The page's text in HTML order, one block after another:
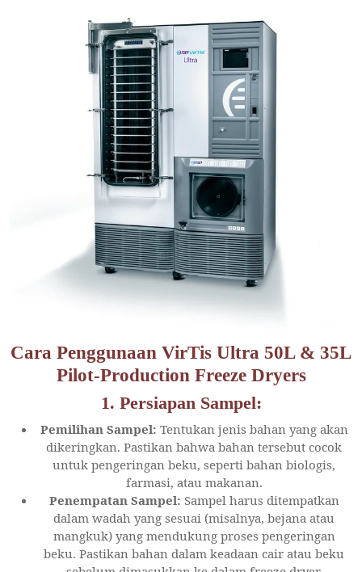
Cara Penggunaan VirTis Ultra 50L & 35L
Pilot-Production Freeze Dryers
1. Persiapan Sampel:
Pemilihan Sampel: Tentukan jenis bahan yang akan
dikeringkan. Pastikan bahwa bahan tersebut cocok
untuk pengeringan beku, seperti bahan biologis,
farmasi, atau makanan.
Penempatan Sampel: Sampel harus ditempatkan
dalam wadah yang sesuai (misalnya, bejana atau
mangkuk) yang mendukung proses pengeringan
beku. Pastikan bahan dalam keadaan cair atau beku